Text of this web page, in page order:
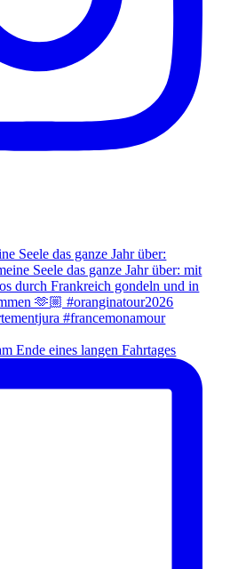
Seele das ganze Jahr über:
Ende eines langen Fahrtages